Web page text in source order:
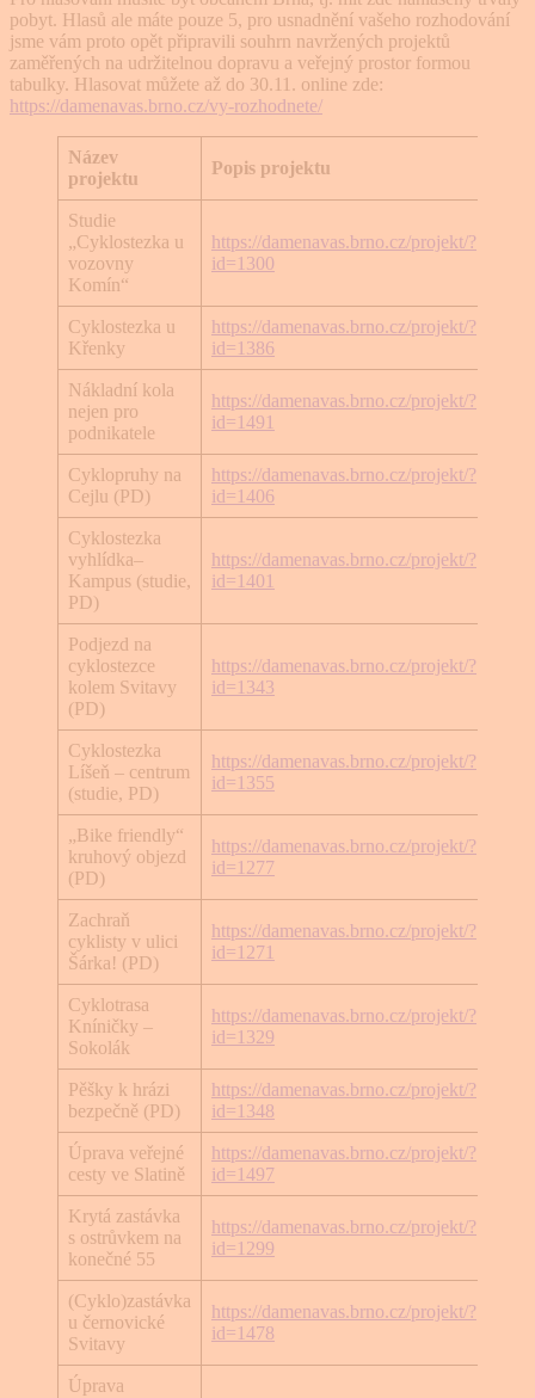
pobyt. Hlasů ale máte pouze 5, pro usnadnění vašeho rozhodování
jsme vám proto opět připravili souhrn navržených projektů
zaměřených na udržitelnou dopravu a veřejný prostor formou
tabulky. Hlasovat můžete až do 30.11. online zde:
https://damenavas.brno.cz/vy-rozhodnete/
Název
projektu
Popis projektu
Studie
„Cyklostezka u
vozovny
Komín“
https://damenavas.brno.cz/projekt/?
id=1300
Cyklostezka u
Křenky
https://damenavas.brno.cz/projekt/?
id=1386
Nákladní kola
nejen pro
podnikatele
https://damenavas.brno.cz/projekt/?
id=1491
Cyklopruhy na
Cejlu (PD)
https://damenavas.brno.cz/projekt/?
id=1406
Cyklostezka
vyhlídka–
Kampus (studie,
PD)
https://damenavas.brno.cz/projekt/?
id=1401
Podjezd na
cyklostezce
kolem Svitavy
(PD)
https://damenavas.brno.cz/projekt/?
id=1343
Cyklostezka
Líšeň – centrum
(studie, PD)
https://damenavas.brno.cz/projekt/?
id=1355
„Bike friendly“
kruhový objezd
(PD)
https://damenavas.brno.cz/projekt/?
id=1277
Zachraň
cyklisty v ulici
Šárka! (PD)
https://damenavas.brno.cz/projekt/?
id=1271
Cyklotrasa
Kníničky –
Sokolák
https://damenavas.brno.cz/projekt/?
id=1329
Pěšky k hrázi
bezpečně (PD)
https://damenavas.brno.cz/projekt/?
id=1348
Úprava veřejné
cesty ve Slatině
https://damenavas.brno.cz/projekt/?
id=1497
Krytá zastávka
s ostrůvkem na
konečné 55
https://damenavas.brno.cz/projekt/?
id=1299
(Cyklo)zastávka
u černovické
Svitavy
https://damenavas.brno.cz/projekt/?
id=1478
Úprava